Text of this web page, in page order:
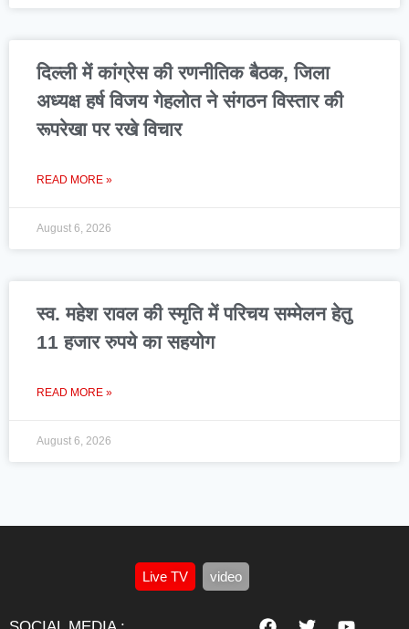
दिल्ली में कांग्रेस की रणनीतिक बैठक, जिला
अध्यक्ष हर्ष विजय गेहलोत ने संगठन विस्तार की
रूपरेखा पर रखे विचार
READ MORE »
August 6, 2026
स्व. महेश रावल की स्मृति में परिचय सम्मेलन हेतु
11 हजार रुपये का सहयोग
READ MORE »
August 6, 2026
Live TV video